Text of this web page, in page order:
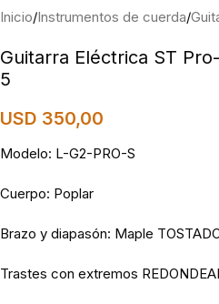
Inicio Instrumentos de cuerda
Guitarra Eléctrica ST
5
USD 350,00
Modelo: L-G2-PRO-S
Cuerpo: Poplar
Brazo y diapasón: Maple
Trastes con extremos